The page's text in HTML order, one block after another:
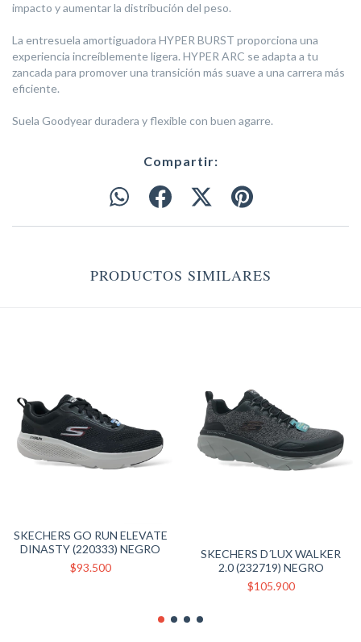
impacto y aumentar la distribución del peso.
La entresuela amortiguadora HYPER BURST proporciona una
experiencia increíblemente ligera. HYPER ARC se adapta a tu
zancada para promover una transición más suave a una carrera más
eficiente.
Suela Goodyear duradera y flexible con buen agarre.
Compartir:
PRODUCTOS SIMILARES
SKECHERS GO RUN ELEVATE
DINASTY (220333) NEGRO
$93.500
SKECHERS D´LUX WALKER
2.0 (232719) NEGRO
$105.900